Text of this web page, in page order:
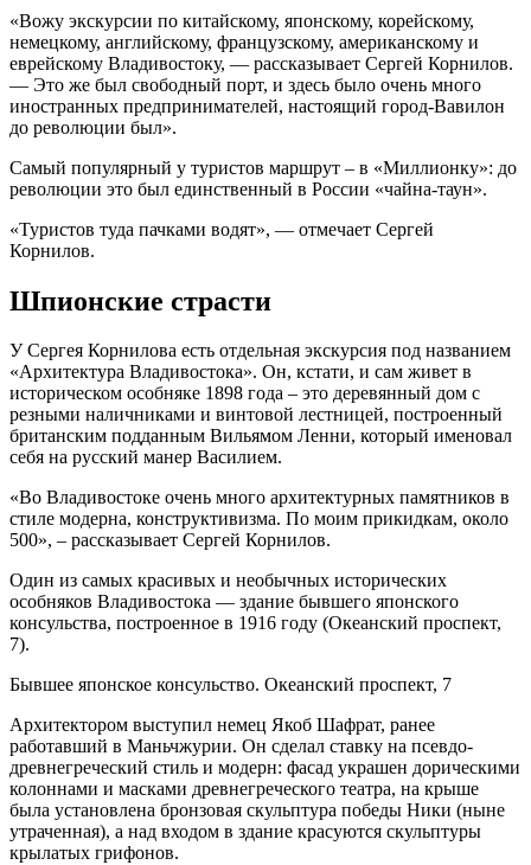
«Вожу экскурсии по китайскому, японскому, корейскому,
немецкому, английскому, французскому, американскому и
еврейскому Владивостоку, — рассказывает Сергей Корнилов.
— Это же был свободный порт, и здесь было очень много
иностранных предпринимателей, настоящий город-Вавилон
до революции был».
Самый популярный у туристов маршрут – в «Миллионку»: до
революции это был единственный в России «чайна-таун».
«Туристов туда пачками водят», — отмечает Сергей
Корнилов.
Шпионские страсти
У Сергея Корнилова есть отдельная экскурсия под названием
«Архитектура Владивостока». Он, кстати, и сам живет в
историческом особняке 1898 года – это деревянный дом с
резными наличниками и винтовой лестницей, построенный
британским подданным Вильямом Ленни, который именовал
себя на русский манер Василием.
«Во Владивостоке очень много архитектурных памятников в
стиле модерна, конструктивизма. По моим прикидкам, около
500», – рассказывает Сергей Корнилов.
Один из самых красивых и необычных исторических
особняков Владивостока — здание бывшего японского
консульства, построенное в 1916 году (Океанский проспект,
7).
Бывшее японское консульство. Океанский проспект, 7
Архитектором выступил немец Якоб Шафрат, ранее
работавший в Маньчжурии. Он сделал ставку на псевдо-
древнегреческий стиль и модерн: фасад украшен дорическими
колоннами и масками древнегреческого театра, на крыше
была установлена бронзовая скульптура победы Ники (ныне
утраченная), а над входом в здание красуются скульптуры
крылатых грифонов.